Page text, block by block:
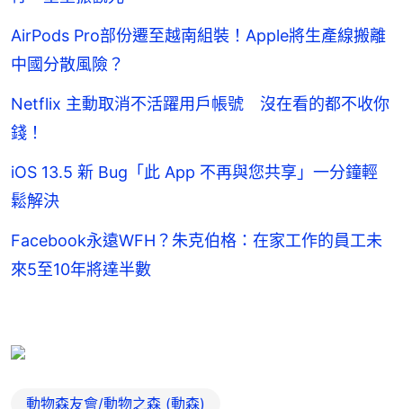
AirPods Pro部份遷至越南組裝！Apple將生產線搬離
中國分散風險？
Netflix 主動取消不活躍用戶帳號 沒在看的都不收你
錢！
iOS 13.5 新 Bug「此 App 不再與您共享」一分鐘輕
鬆解決
Facebook永遠WFH？朱克伯格：在家工作的員工未
來5至10年將達半數
動物森友會/動物之森 (動森)